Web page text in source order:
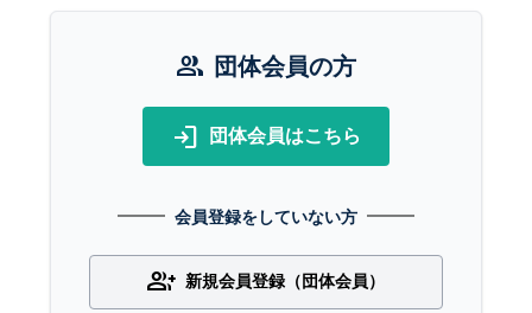
group 団体会員の方
login 団体会員はこちら
会員登録をしていない方
group_add 新規会員登録（団体会員）